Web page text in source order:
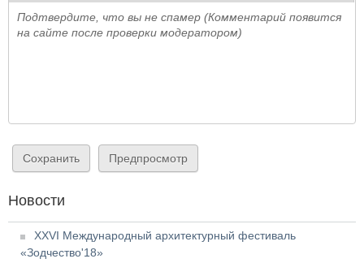
Подтвердите, что вы не спамер (Комментарий появится
на сайте после проверки модератором)
Новости
XXVI Международный архитектурный фестиваль
«Зодчество'18»